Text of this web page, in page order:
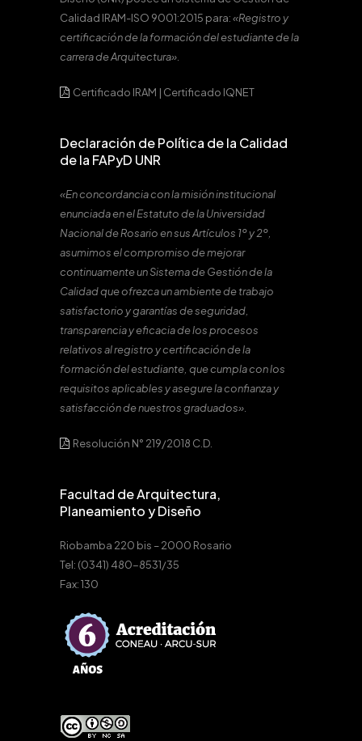
Calidad IRAM-ISO 9001:2015 para:«Registro y
certificación de la formación del estudiante de la
carrera de Arquitectura».
Certificado IRAM | Certificado IQNET
Declaración de Política de la Calidad
de la FAPyD UNR
«En concordancia con la misión institucional
enunciada en el Estatuto de la Universidad
Nacional de Rosario en sus Artículos 1º y 2º,
asumimos el compromiso de mejorar
continuamente un Sistema de Gestión de la
Calidad que ofrezca un ambiente de trabajo
satisfactorio y garantías de seguridad,
transparencia y eficacia de los procesos
relativos al registro y certificación de la
formación del estudiante, que cumpla con los
requisitos aplicables y asegure la confianza y
satisfacción de nuestros graduados».
Resolución N° 219/2018 C.D.
Facultad de Arquitectura,
Planeamiento y Diseño
Riobamba 220 bis – 2000 Rosario
Tel: (0341) 480-8531/35
Fax: 130